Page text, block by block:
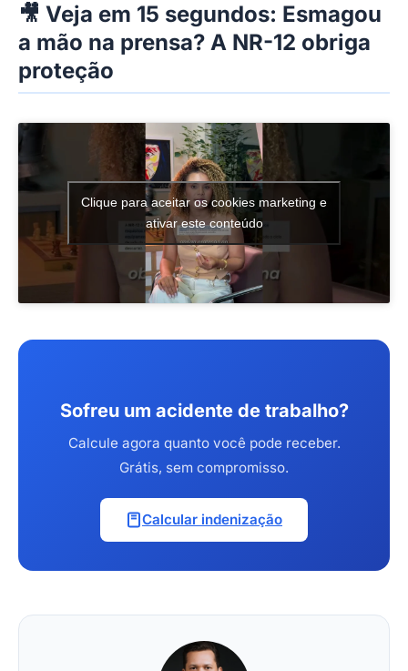
🎥 Veja em 15 segundos: Esmagou
a mão na prensa? A NR-12 obriga
proteção
Clique para aceitar os cookies marketing e
ativar este conteúdo
Sofreu um acidente de trabalho?
Calcule agora quanto você pode receber.
Grátis, sem compromisso.
Calcular indenização